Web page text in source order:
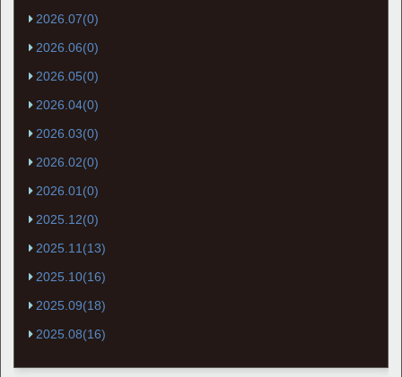
2026.07(0)
2026.06(0)
2026.05(0)
2026.04(0)
2026.03(0)
2026.02(0)
2026.01(0)
2025.12(0)
2025.11(13)
2025.10(16)
2025.09(18)
2025.08(16)